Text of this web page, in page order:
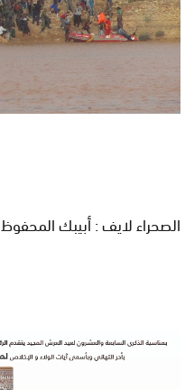
الصحراء لايف : أبيبك المحفوظ